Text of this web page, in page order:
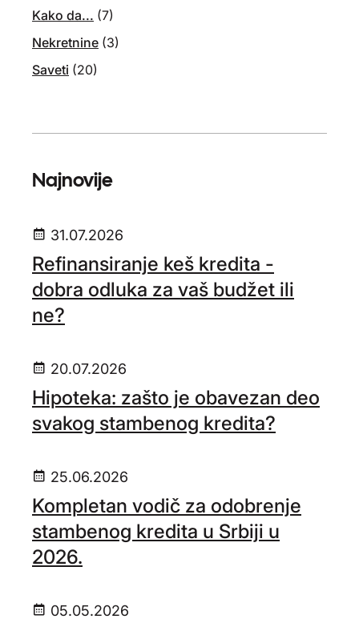
Kako da... (7)
Nekretnine (3)
Saveti (20)
Najnovije
31.07.2026
Refinansiranje keš kredita -
dobra odluka za vaš budžet ili
ne?
20.07.2026
Hipoteka: zašto je obavezan deo
svakog stambenog kredita?
25.06.2026
Kompletan vodič za odobrenje
stambenog kredita u Srbiji u
2026.
05.05.2026